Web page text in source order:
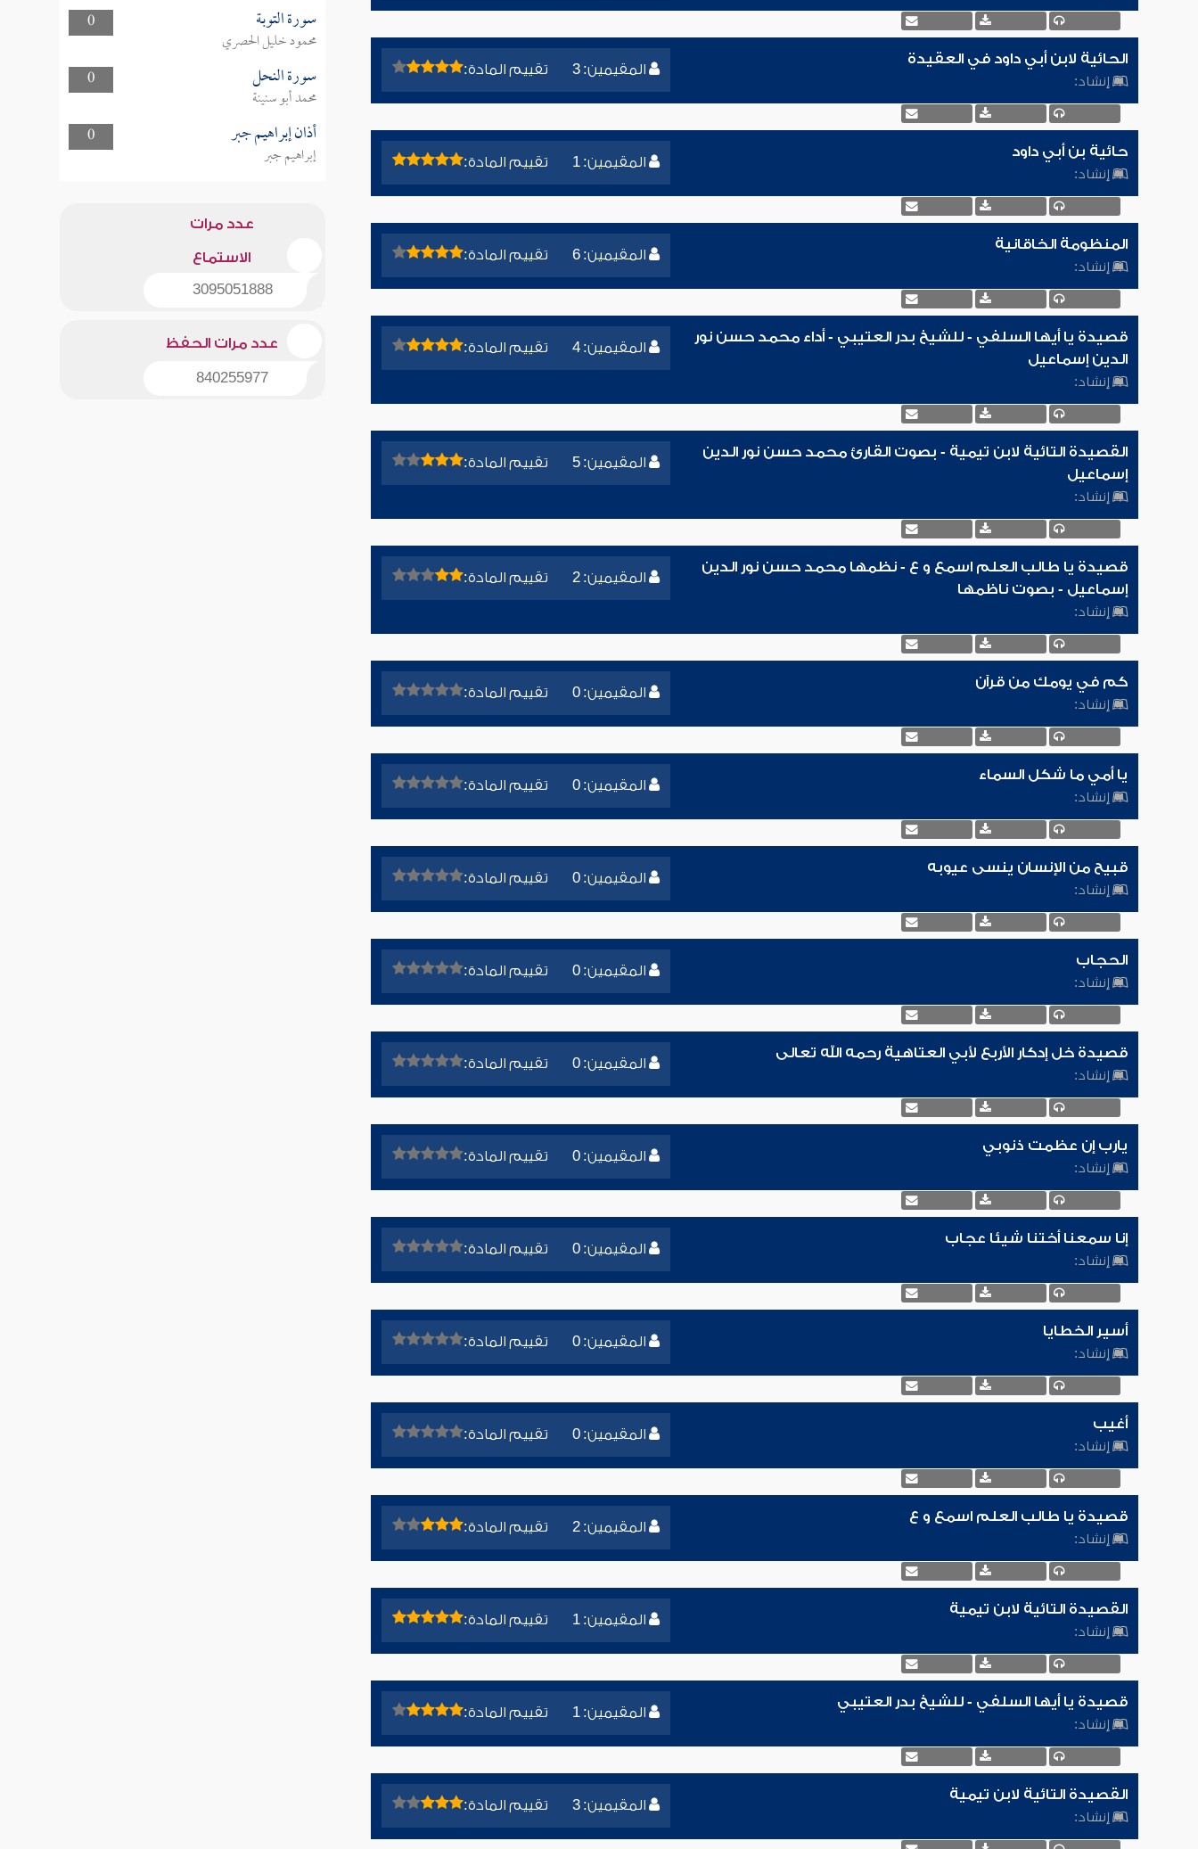
المقيمين: 3 تقييم المادة:
الحائية لابن أبي داود في العقيدة
إنشاد:
المقيمين: 1 تقييم المادة:
حائية بن أبي داود
إنشاد:
المقيمين: 6 تقييم المادة:
المنظومة الخاقانية
إنشاد:
المقيمين: 4 تقييم المادة:
قصيدة يا أيها السلفي - للشيخ بدر العتيبي - أداء محمد حسن نور
الدين إسماعيل
إنشاد:
المقيمين: 5 تقييم المادة:
القصيدة التائية لابن تيمية - بصوت القارئ محمد حسن نور الدين
إسماعيل
إنشاد:
المقيمين: 2 تقييم المادة:
قصيدة يا طالب العلم اسمع و ع - نظمها محمد حسن نور الدين
إسماعيل - بصوت ناظمها
إنشاد:
المقيمين: 0 تقييم المادة:
كم في يومك من قرآن
إنشاد:
المقيمين: 0 تقييم المادة:
يا أمي ما شكل السماء
إنشاد:
المقيمين: 0 تقييم المادة:
قبيح من الإنسان ينسى عيوبه
إنشاد:
المقيمين: 0 تقييم المادة:
الحجاب
إنشاد:
المقيمين: 0 تقييم المادة:
قصيدة خل إدكار الأربع لأبي العتاهية رحمه الله تعالى
إنشاد:
المقيمين: 0 تقييم المادة:
يارب إن عظمت ذنوبي
إنشاد:
المقيمين: 0 تقييم المادة:
إنا سمعنا أختنا شيئا عجاب
إنشاد:
المقيمين: 0 تقييم المادة:
أسير الخطايا
إنشاد:
المقيمين: 0 تقييم المادة:
أغيب
إنشاد:
المقيمين: 2 تقييم المادة:
قصيدة يا طالب العلم اسمع و ع
إنشاد:
المقيمين: 1 تقييم المادة:
القصيدة التائية لابن تيمية
إنشاد:
المقيمين: 1 تقييم المادة:
قصيدة يا أيها السلفي - للشيخ بدر العتيبي
إنشاد:
المقيمين: 3 تقييم المادة:
القصيدة التائية لابن تيمية
إنشاد:
0
سورة التوبة
محمود خليل الحصري
0
سورة النحل
محمد أبو سنينة
0
أذان إبراهيم جبر
إبراهيم جبر
عدد مرات
الاستماع
3095051888
عدد مرات الحفظ
840255977